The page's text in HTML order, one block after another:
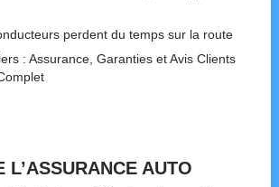
perdent du temps sur la route
: Assurance, Garanties et Avis Clients
L’ASSURANCE AUTO